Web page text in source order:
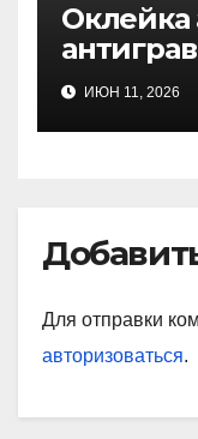
Оклейка
методы
ИЮН 11, 2026
Для отправки
авторизоваться.